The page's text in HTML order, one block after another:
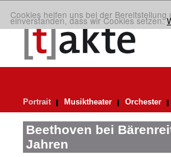
Cookies helfen uns bei der
einverstanden, dass wir Cookies setzen.
Portrait Musiktheater Orchester
Beethoven bei
Jahren